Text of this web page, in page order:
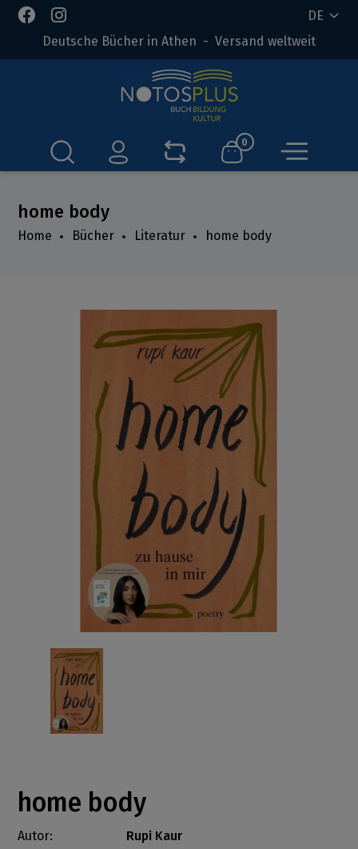
DE
Deutsche Bücher in Athen - Versand weltweit
0
home body
Home Bücher Literatur home body
home body
Autor:
Rupi Kaur